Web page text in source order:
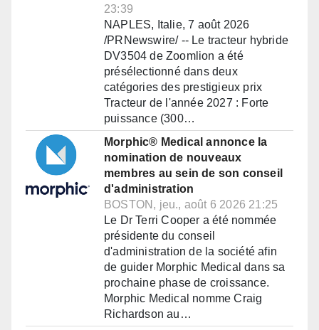
23:39
NAPLES, Italie, 7 août 2026
/PRNewswire/ -- Le tracteur hybride
DV3504 de Zoomlion a été
présélectionné dans deux
catégories des prestigieux prix
Tracteur de l'année 2027 : Forte
puissance (300…
Morphic® Medical annonce la
nomination de nouveaux
membres au sein de son conseil
d'administration
BOSTON, jeu., août 6 2026 21:25
Le Dr Terri Cooper a été nommée
présidente du conseil
d'administration de la société afin
de guider Morphic Medical dans sa
prochaine phase de croissance.
Morphic Medical nomme Craig
Richardson au…